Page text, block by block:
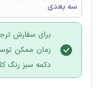
سه بعدی
برای سفارش
زمان ممکن
دکمه سبز رنگ